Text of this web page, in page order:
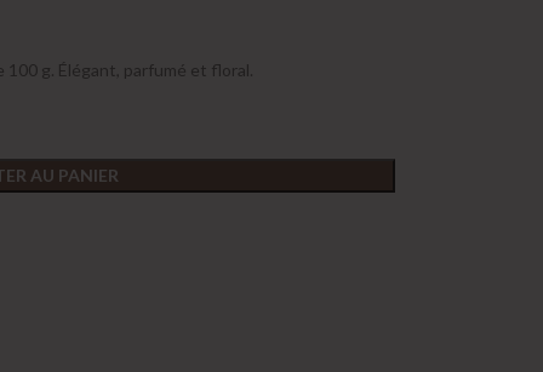
g. Élégant, parfumé et floral.
AU PANIER